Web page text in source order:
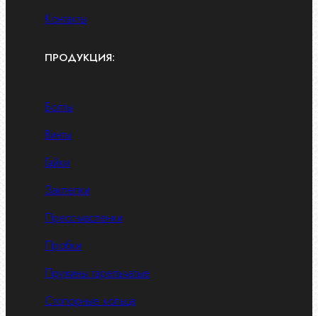
Контакты
ПРОДУКЦИЯ:
Болты
Винты
Гайки
Заклепки
Пресс-масленки
Пробки
Пружины тарельчатые
Стопорные кольца